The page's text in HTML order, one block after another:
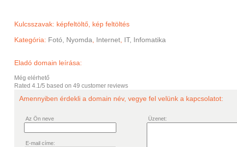
Kulcsszavak: képfeltöltő, kép feltöltés
Kategória: Fotó, Nyomda Internet IT, Infomatika
Eladó domain leírása:
Még elérhető
Rated 4.1/5 based on 49 customer reviews
Amennyiben érdekli a domain név, vegye fel velünk a kapcsolatot:
Az Ön neve
E-mail címe:
Üzenet: